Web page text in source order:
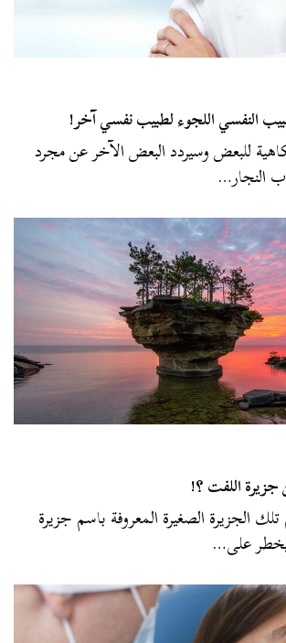
النفسي اللجوء لطبيب نفسي آخر!
للبعض وسيردد البعض الآخر عن مجرد
النجار…
اللفت ؟!
الجزيرة الصغيرة المعروفة باسم جزيرة
على…